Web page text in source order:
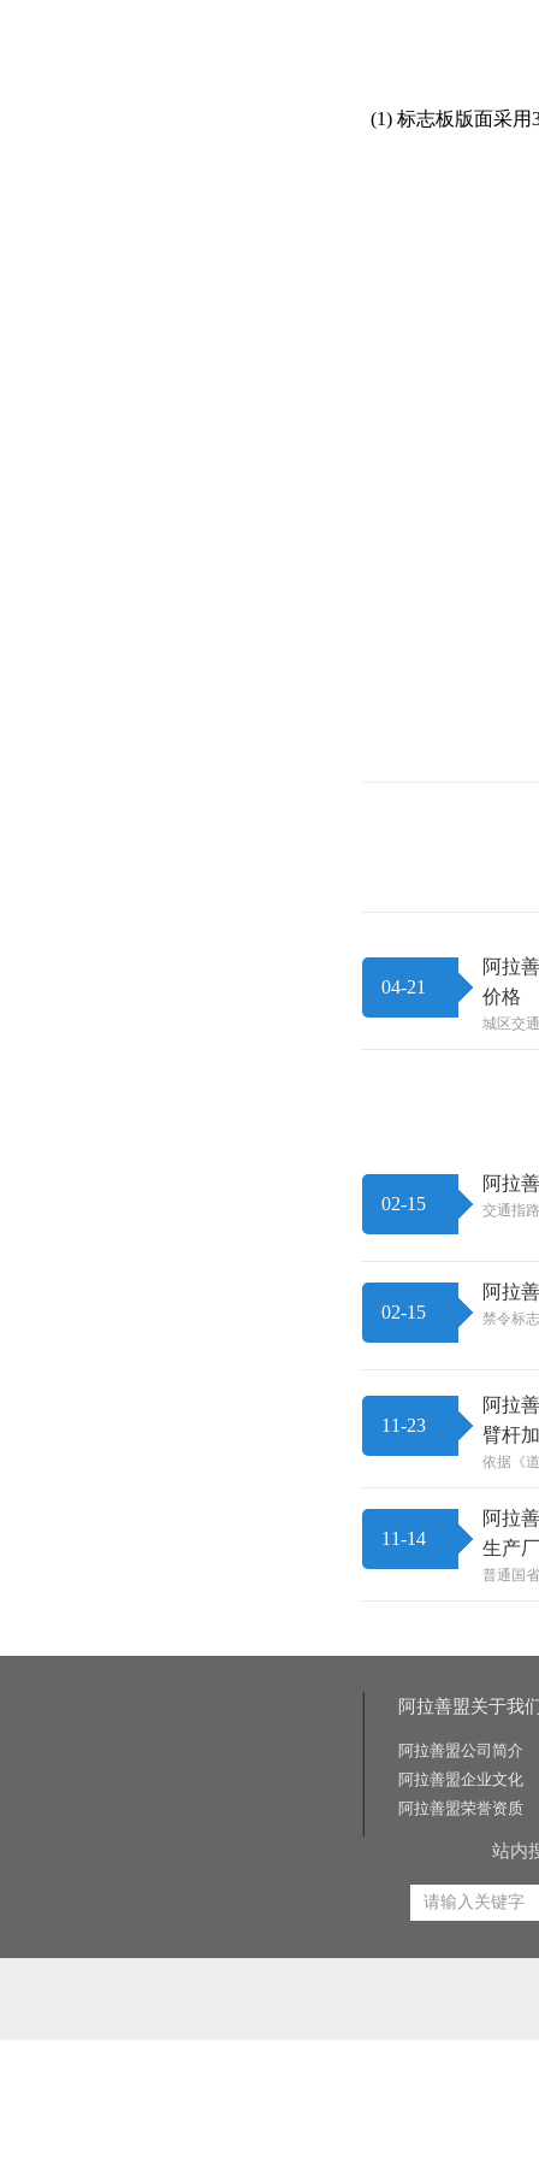
(1) 标志板版面采用
04-21
阿拉
价格
城区交
02-15
阿拉
交通指
02-15
阿拉
禁令标
11-23
阿拉
臂杆
依据《
11-14
阿拉
生产
普通国
阿拉善盟关于我
阿拉善盟公司简介
阿拉善盟企业文化
阿拉善盟荣誉资质
站内